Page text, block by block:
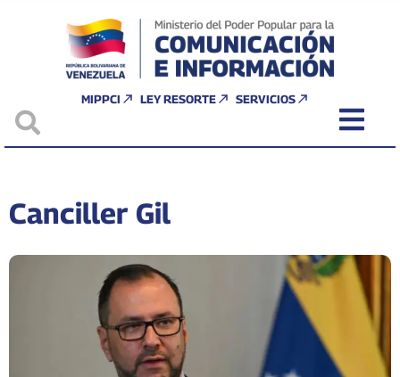
MIPPCI LEY RESORTE SERVICIOS
Canciller Gil